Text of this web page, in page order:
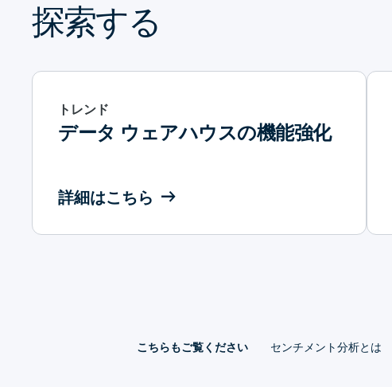
探索する
トレンド
データ ウェアハウスの機能強化
詳細はこちら
こちらもご覧ください センチメント分析とは